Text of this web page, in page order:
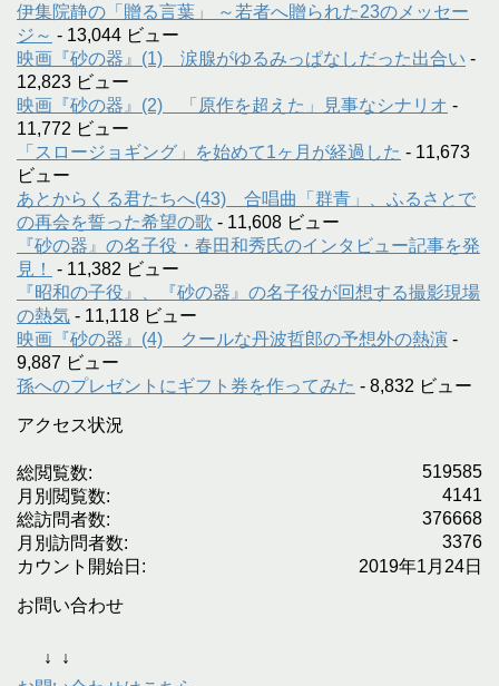
伊集院静の「贈る言葉」 ～若者へ贈られた23のメッセー
ジ～ - 13,044 ビュー
映画『砂の器』(1) 涙腺がゆるみっぱなしだった出合い -
12,823 ビュー
映画『砂の器』(2) 「原作を超えた」見事なシナリオ -
11,772 ビュー
「スロージョギング」を始めて1ヶ月が経過した - 11,673
ビュー
あとからくる君たちへ(43) 合唱曲「群青」、ふるさとで
の再会を誓った希望の歌 - 11,608 ビュー
『砂の器』の名子役・春田和秀氏のインタビュー記事を発
見！
- 11,382 ビュー
『昭和の子役』、『砂の器』の名子役が回想する撮影現場
の熱気 - 11,118 ビュー
映画『砂の器』(4) クールな丹波哲郎の予想外の熱演 -
9,887 ビュー
孫へのプレゼントにギフト券を作ってみた - 8,832 ビュー
アクセス状況
519585
総閲覧数:
4141
月別閲覧数:
376668
総訪問者数:
3376
月別訪問者数:
2019年1月24日
カウント開始日:
お問い合わせ
↓
↓